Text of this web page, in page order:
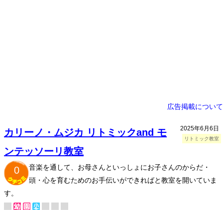
広告掲載について
2025年6月6日
リトミック教室
カリーノ・ムジカ リトミックand モ
ンテッソーリ教室
0
音楽を通して、お母さんといっしょにお子さんのからだ・
頭・心を育むためのお手伝いができればと教室を開いていま
す。